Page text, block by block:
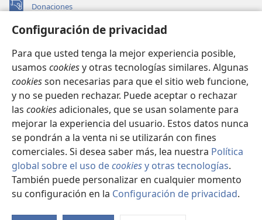
Configuración de privacidad
Para que usted tenga la mejor experiencia posible,
usamos cookiesy otras tecnologías similares. Algunas
cookiesson necesarias para que el sitio web funcione,
y no se pueden rechazar. Puede aceptar o rechazar
las cookiesadicionales, que se usan solamente para
mejorar la experiencia del usuario. Estos datos nunca
se pondrán a la venta ni se utilizarán con fines
comerciales. Si desea saber más, lea nuestra Política
global sobre el uso decookiesy otras tecnologías.
También puede personalizar en cualquier momento
su configuración en la Configuración de privacidad.
Donaciones
(abre
nueva BIBLIOTECA EN LÍNEA Watchtower™
una
nueva
ventana)
JW Hub
(abre
una
nueva
ventana)
JW Library
Watchtower Library
Copyright© 2026 Watch Tower Bible and Tract Society of Pennsylvania.
CONDICIONES DE USO|POLÍTICA DE PRIVACIDAD|
CONFIGURACIÓN DE PRIVACIDAD